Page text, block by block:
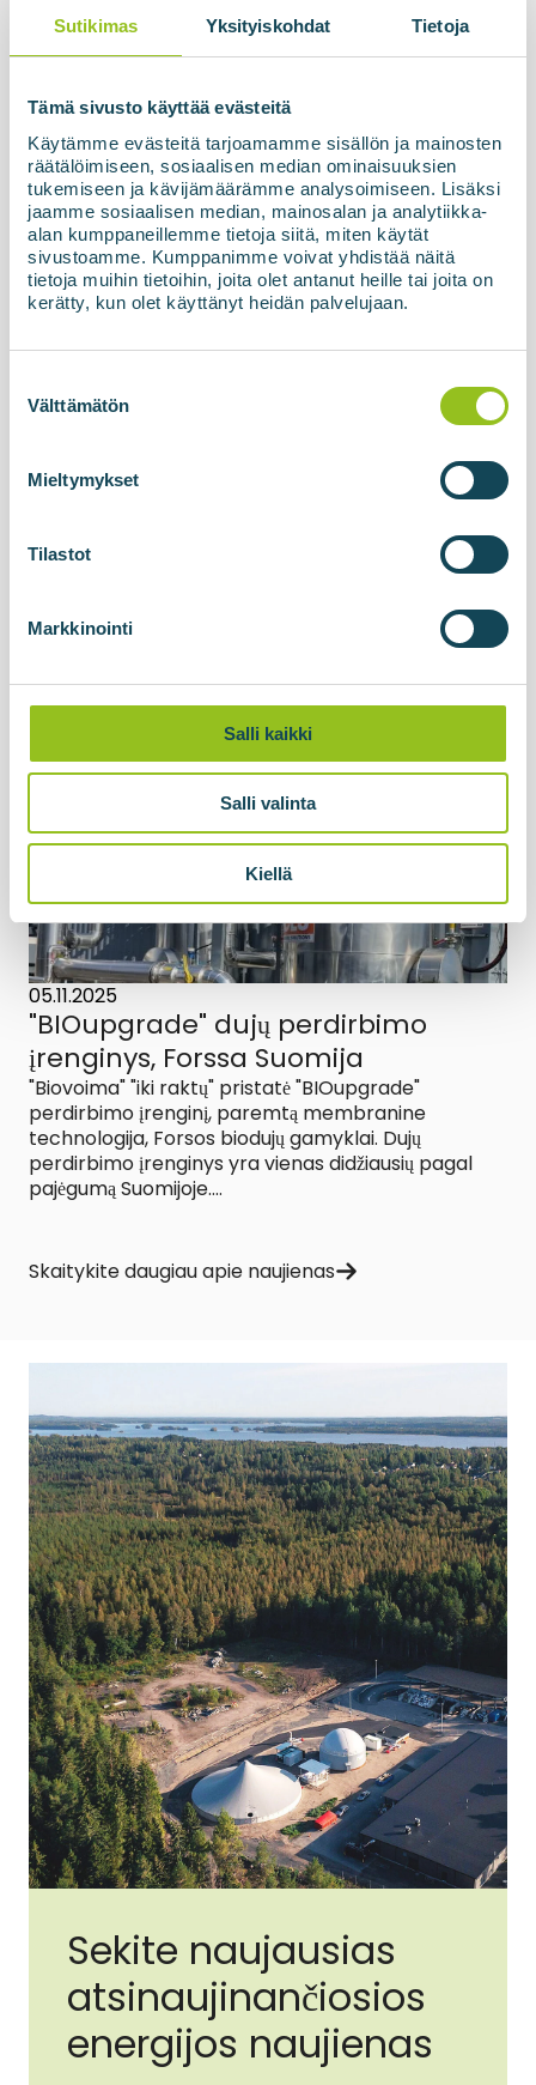
Sutikimas Yksityiskohdat Tietoja
Tämä sivusto käyttää evästeitä
Käytämme evästeitä tarjoamamme sisällön ja mainosten
räätälöimiseen, sosiaalisen median ominaisuuksien
tukemiseen ja kävijämäärämme analysoimiseen. Lisäksi
jaamme sosiaalisen median, mainosalan ja analytiikka-
alan kumppaneillemme tietoja siitä, miten käytät
sivustoamme. Kumppanimme voivat yhdistää näitä
tietoja muihin tietoihin, joita olet antanut heille tai joita on
kerätty, kun olet käyttänyt heidän palvelujaan.
valinta
Välttämätön
Mieltymykset
Tilastot
Markkinointi
Salli kaikki
Salli valinta
Kiellä
paleistas ir perduotas klientui Latvijoje. Galutinis...
Skaitykite daugiau apie naujienas
10.04.2026
Norvegijoje
Biovoima įgyvendino didelę biometano gamyklą
Norvegijoje, kurios statybos ir įrangos montavimo
Skaitykite daugiau apie naujienas
05.11.2025
"BIOupgrade" dujų perdirbimo
įrenginys, Forssa Suomija
"Biovoima" "iki raktų" pristatė "BIOupgrade"
perdirbimo įrenginį, paremtą membranine
technologija, Forsos biodujų gamyklai. Dujų
perdirbimo įrenginys yra vienas didžiausių pagal
pajėgumą Suomijoje....
Skaitykite daugiau apie naujienas
Sekite naujausias
atsinaujinančiosios
energijos naujienas